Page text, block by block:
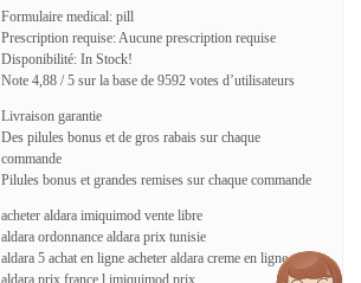
Formulaire medical: pill
Prescription requise: Aucune prescription requise
Disponibilité: In Stock!
Note 4,88 / 5 sur la base de 9592 votes d’utilisateurs
Livraison garantie
Des pilules bonus et de gros rabais sur chaque
commande
Pilules bonus et grandes remises sur chaque commande
acheter aldara imiquimod vente libre
aldara ordonnance aldara prix tunisie
aldara 5 achat en ligne acheter aldara creme en ligne
aldara prix france l imiquimod prix